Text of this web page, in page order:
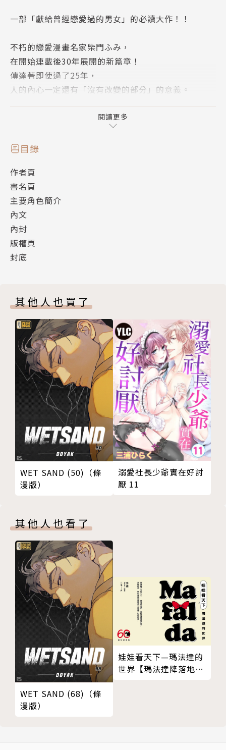
一部「獻給曾經戀愛過的男女」的必讀大作！！
不朽的戀愛漫畫名家柴門ふみ，
在開始連載後30年展開的新篇章！
傳達著即使過了25年，
人的內心一定還有「沒有改變的部分」的意義。
*.*.*.*.*.*.*.*.*.*.*.*.*.*.*.*.*.*
◎ 日本漫畫家柴門ふみ於 1988 年開始於《Big Comi
改編成日劇《東京愛情故事》，多年後依然是許多人心
中最經典的日劇。
直到現在，許多人的相愛記憶裡，依然有莉香、完治、
里美、三上的模樣。
◎ 本作《東京愛情故事：After 25 years 》是小學館
漫畫雜誌《Big Comic Sprit》創刊35周年紀念所特
各自的兒女締結良緣而再次相遇的故事。
*.*.*.*.*.*.*.*.*.*.*.*.*.*.*.*.*.*
《東京愛情故事》對當年的人們來說是一種難忘的情
懷，
男女主角並未實現大團圓結局這點，總是讓人難以釋
懷，
而這次居然是因為兒女的婚事而即將成為親家，
還真是讓人有些說不出的傷感，
緣分這種東西真的是很難說啊！
【前情提要】
心中一直暗戀高中時代的初戀對象──
在幼稚園工作的關口里美；
可是完治的公司同事赤名莉香卻主動接近他，
完治因此跟莉香交往。
另外，完治的高中同學三上健一跟里美展開戀情，
年輕的他們因為雙方的不完美而互相傷害，
拚命想瞭解愛到底是什麼。
最後里美與三上的關係變糟，
三上選擇了同研究室叫長崎尚子的女性、
莉香則懷了（有婦之夫）和賀社長的孩子，
也與完治分手……
最終完治則跟里美結婚。
赤名莉香與永尾完治，
閱讀更多
目錄
作者頁
書名頁
主要角色簡介
內文
內封
版權頁
封底
其他人也買了
WET SAND (50)（條
漫版）
溺愛社長少爺實在好討
厭 11
其他人也看了
WET SAND (68)（條
漫版）
娃娃看天下—瑪法達的
世界【瑪法達降落地球